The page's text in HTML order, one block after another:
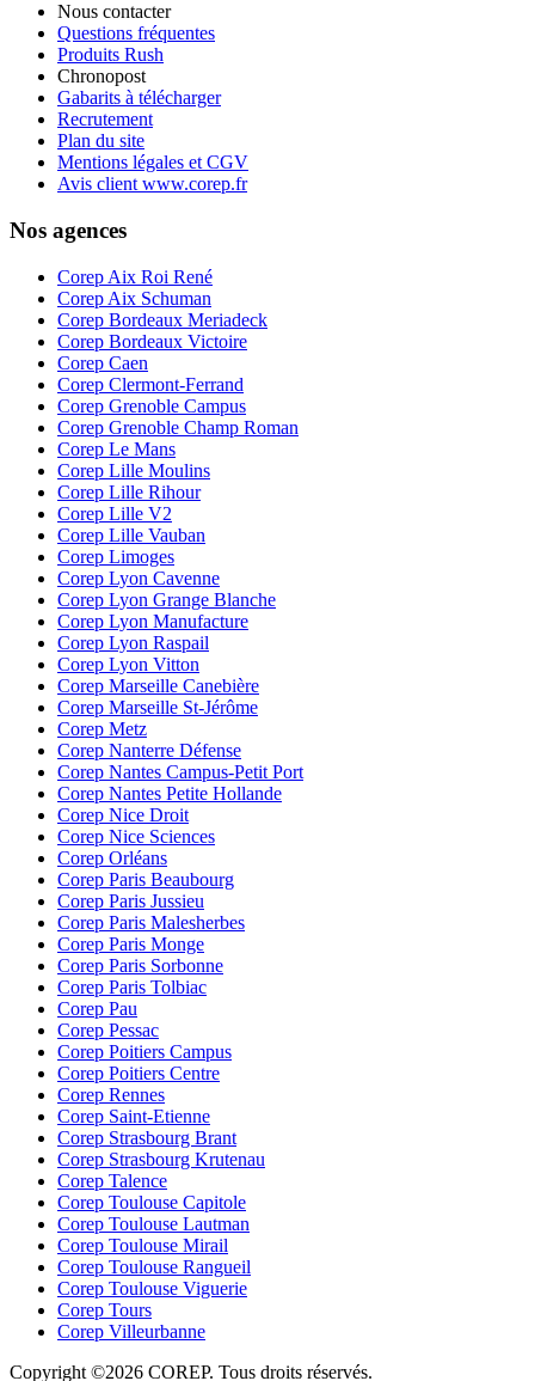
Nous contacter
Questions fréquentes
Produits Rush
Chronopost
Gabarits à télécharger
Recrutement
Plan du site
Mentions légales et CGV
Avis client www.corep.fr
Nos agences
Corep Aix Roi René
Corep Aix Schuman
Corep Bordeaux Meriadeck
Corep Bordeaux Victoire
Corep Caen
Corep Clermont-Ferrand
Corep Grenoble Campus
Corep Grenoble Champ Roman
Corep Le Mans
Corep Lille Moulins
Corep Lille Rihour
Corep Lille V2
Corep Lille Vauban
Corep Limoges
Corep Lyon Cavenne
Corep Lyon Grange Blanche
Corep Lyon Manufacture
Corep Lyon Raspail
Corep Lyon Vitton
Corep Marseille Canebière
Corep Marseille St-Jérôme
Corep Metz
Corep Nanterre Défense
Corep Nantes Campus-Petit Port
Corep Nantes Petite Hollande
Corep Nice Droit
Corep Nice Sciences
Corep Orléans
Corep Paris Beaubourg
Corep Paris Jussieu
Corep Paris Malesherbes
Corep Paris Monge
Corep Paris Sorbonne
Corep Paris Tolbiac
Corep Pau
Corep Pessac
Corep Poitiers Campus
Corep Poitiers Centre
Corep Rennes
Corep Saint-Etienne
Corep Strasbourg Brant
Corep Strasbourg Krutenau
Corep Talence
Corep Toulouse Capitole
Corep Toulouse Lautman
Corep Toulouse Mirail
Corep Toulouse Rangueil
Corep Toulouse Viguerie
Corep Tours
Corep Villeurbanne
Copyright ©2026 COREP. Tous droits réservés.